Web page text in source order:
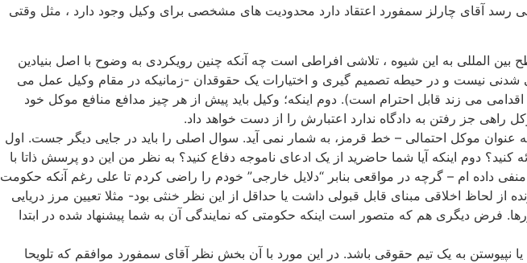
آقای چارلز سمفورد اعتقاد دارد محدودیت های مشخصی برای وکیل وجود دارد ، مثل وقتی
المللی به این شیوه ، تلاشی افراطی است چه آنکه چنین رویکردی به وضوح با اصل بنیادین
نیست و در حیطه تصمیم گیری و اختیارات یک حقوقدان -زمانیکه در مقام وکیل عمل می
می زند قابل احترام است). دوم اینکه؛ وکیل باید پیش از هر چیز مدافع منافع موکل خود
جز رفتن به دادگاه ندارد اعتبارش را از دست خواهد داد.
عنوان موکل احتمالی – خط قرمز، به شمار نمی آید. سوال اصلی را باید در جایی دیگر جست. اول
دوم اینکه آیا شما حاضرید از یک ادعای ناموجه دفاع کنید؟ به نظر من این دو پرسش ذاتا با
داده ام – گرچه در مواقعی بنابر “دلایل خارجی” خودم را راضی کردم تا علی رغم آنکه حکومت
از لحاظ اخلاقی مبنای قابل قبولی داشت یا حداقل از این نظر خنثی بود- مثلا تعیین مرز دریایی
فرض دیگری هم که متصور است اینکه حکومتی که نمایندگی آن به شما پیشنهاد شده در ابتدا
نپیوستن به یک تیم حقوقی باشد. در این مورد با آن بخش نظر آقای سمفورد موافقم که تلویحا